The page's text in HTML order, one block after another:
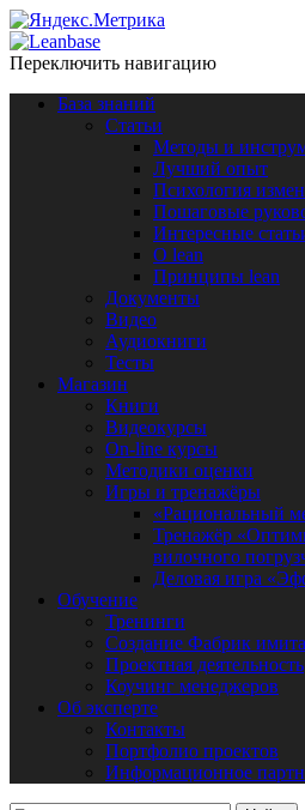
Переключить навигацию
База знаний
Статьи
Методы и
Лучший опыт
Психология
Пошаговые
Интересные
O lean
Принципы lean
Документы
Видео
Аудиокниги
Тесты
Магазин
Книги
Видеокурсы
On-line курсы
Методики оценки
Игры и тренажёры
«Рациональный
Тренажёр
вилочного
Деловая игра
Обучение
Тренинги
Создание Фабрик
Проектная деятельность
Коучинг менеджеров
Об эксперте
Контакты
Портфолио проектов
Информационное